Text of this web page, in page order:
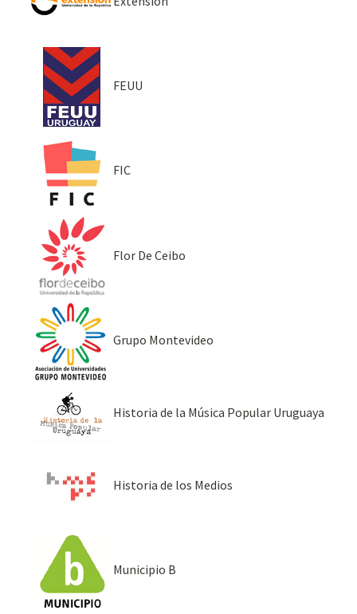
FEUU
FIC
Flor De Ceibo
Grupo Montevideo
Historia de la Música Popular Uruguaya
Historia de los Medios
Municipio B